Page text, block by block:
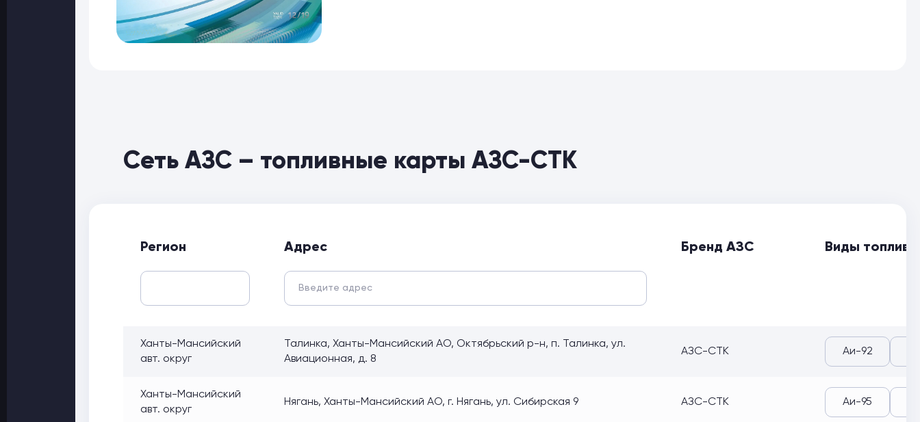
Сеть АЗС – топливные карты АЗС-СТК
Регион Адрес Бренд АЗС Виды топлива
Ханты-Мансийский
авт. округ
Талинка, Ханты-Мансийский АО, Октябрьский р-н, п. Талинка, ул.
Авиационная, д. 8
АЗС-СТК Аи-92
Ханты-Мансийский
авт. округ
Нягань, Ханты-Мансийский АО, г. Нягань, ул. Сибирская 9 АЗС-СТК Аи-95